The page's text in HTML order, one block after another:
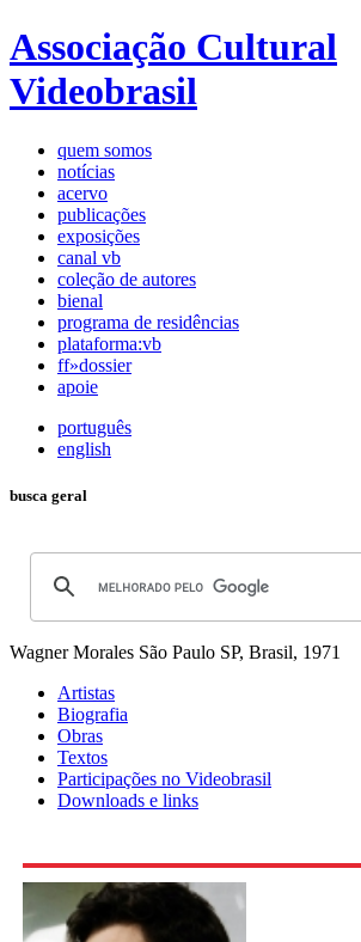
Associação Cultural
Videobrasil
quem somos
notícias
acervo
publicações
exposições
canal vb
coleção de autores
bienal
programa de residências
plataforma:vb
ff»dossier
apoie
português
english
busca geral
Wagner Morales São Paulo SP, Brasil, 1971
Artistas
Biografia
Obras
Textos
Participações no Videobrasil
Downloads e links